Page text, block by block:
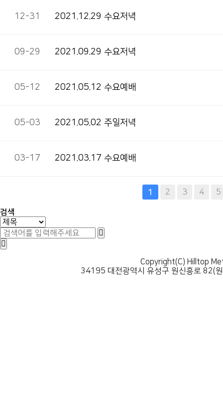
12-31 2021.12.29 수요저녁
09-29 2021.09.29 수요저녁
05-12 2021.05.12 수요예배
05-03 2021.05.02 주일저녁
03-17 2021.03.17 수요예배
1 2 3 4 5
검색
Copyright(C) Hilltop
34195 대전광역시 유성구 원신흥로